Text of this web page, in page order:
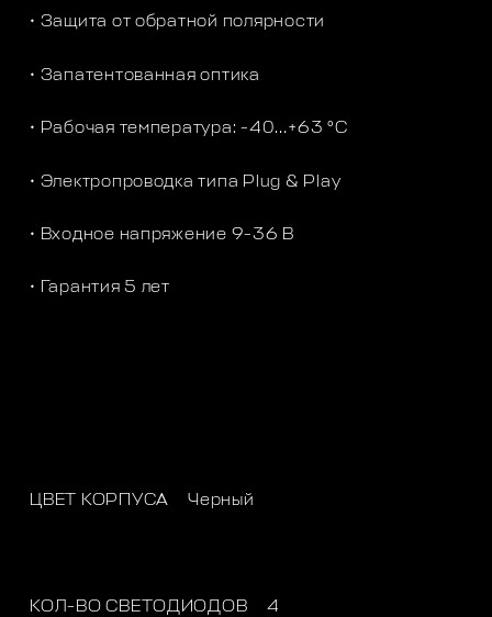
• Защита от обратной полярности
• Запатентованная оптика
• Рабочая температура: -40…+63 °C
• Электропроводка типа Plug & Play
• Входное напряжение 9-36 В
• Гарантия 5 лет
ЦВЕТ КОРПУСА Черный
КОЛ-ВО СВЕТОДИОДОВ 4